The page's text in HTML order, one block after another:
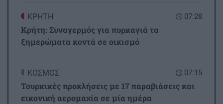
07:28
ΚΡΗΤΗ
Κρήτη: Συναγερμός για πυρκαγιά τα
ξημερώματα κοντά σε οικισμό
07:15
ΚΟΣΜΟΣ
Τουρκικές προκλήσεις με 17 παραβιάσεις και
εικονική αερομαχία σε μία ημέρα